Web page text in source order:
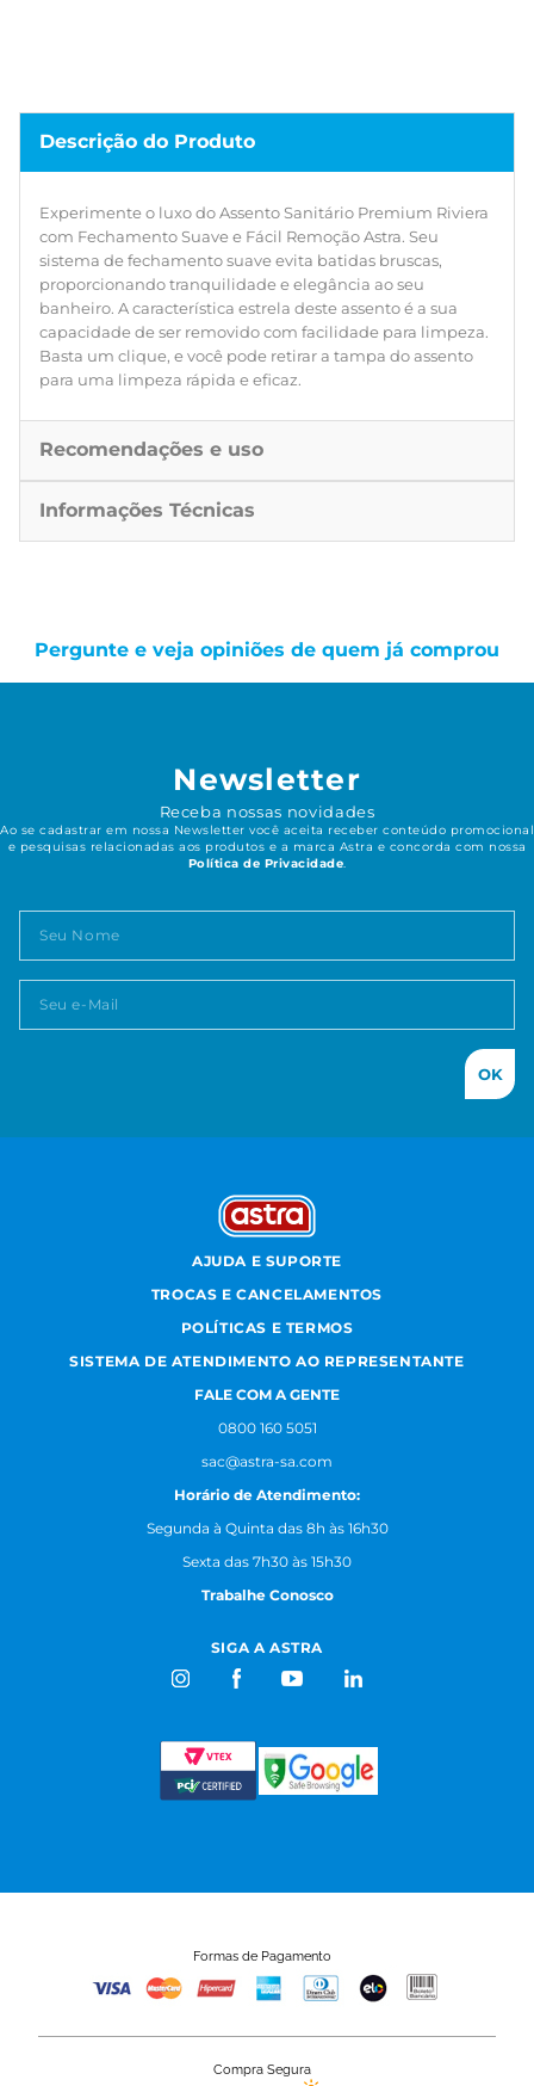
Descrição do Produto
Experimente o luxo do Assento Sanitário Premium Riviera
com Fechamento Suave e Fácil Remoção Astra. Seu
sistema de fechamento suave evita batidas bruscas,
proporcionando tranquilidade e elegância ao seu
banheiro. A característica estrela deste assento é a sua
capacidade de ser removido com facilidade para limpeza.
Basta um clique, e você pode retirar a tampa do assento
para uma limpeza rápida e eficaz.
Recomendações e uso
Informações Técnicas
Pergunte e veja opiniões de quem já comprou
Newsletter
Receba nossas novidades
Ao se cadastrar em nossa Newsletter você aceita receber conteúdo promocional
e pesquisas relacionadas aos produtos e a marca Astra e concorda com nossa
Política de Privacidade
OK
AJUDA E SUPORTE
TROCAS E CANCELAMENTOS
POLÍTICAS E TERMOS
SISTEMA DE ATENDIMENTO AO REPRESENTANTE
FALE COM A GENTE
0800 160 5051
sac@astra-sa.com
Horário de Atendimento:
Segunda à Quinta das 8h às 16h30
Sexta das 7h30 às 15h30
Trabalhe Conosco
SIGA A ASTRA
Formas de Pagamento
Compra Segura